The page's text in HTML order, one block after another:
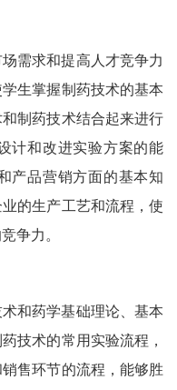
需求和提高人才竞争力
生掌握制药技术的基本
制药技术结合起来进行
计和改进实验方案的能
产品营销方面的基本知
的生产工艺和流程，使
争力。
和药学基础理论、基本
技术的常用实验流程，
售环节的流程，能够胜